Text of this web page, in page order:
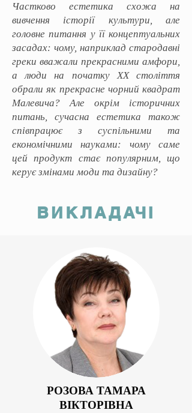
Частково естетика схожа на
вивчення історії культури, але
головне питання у її концептуальних
засадах: чому, наприклад стародавні
греки вважали прекрасними амфори,
а люди на початку ХХ століття
обрали як прекрасне чорний квадрат
Малевича? Але окрім історичних
питань, сучасна естетика також
співпрацює з суспільними та
економічними науками: чому саме
цей продукт стає популярним, що
керує змінами моди та дизайну?
ВИКЛАДАЧІ
РОЗОВА ТАМАРА
ВІКТОРІВНА